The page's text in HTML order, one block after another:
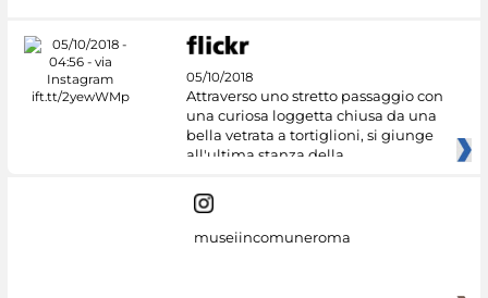
05/10/2018
Attraverso uno stretto passaggio con
una curiosa loggetta chiusa da una
bella vetrata a tortiglioni, si giunge
all'ultima stanza della
museiincomuneroma